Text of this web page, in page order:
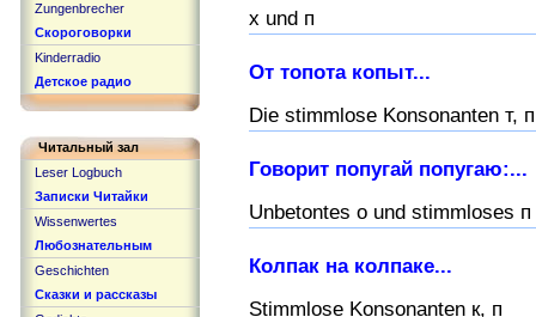
х und п
От топота копыт...
Die stimmlose Konsonanten т,
Говорит попугай попугаю:...
Unbetontes o und stimmloses п
Колпак на колпаке...
Stimmlose Konsonanten к, п
Zungenbrecher
Скороговорки
Kinderradio
Детское радио
Читальный зал
Leser Logbuch
Записки Читайки
Wissenwertes
Любознательным
Geschichten
Сказки и рассказы